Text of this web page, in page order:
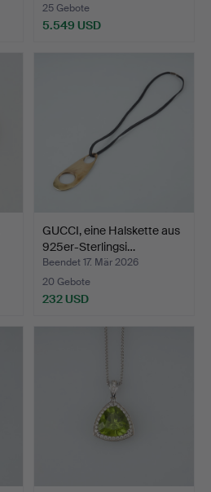
25 Gebote
5.549 USD
GUCCI, eine Halskette aus
925er-Sterlingsi…
Beendet 17. Mär 2026
20 Gebote
232 USD